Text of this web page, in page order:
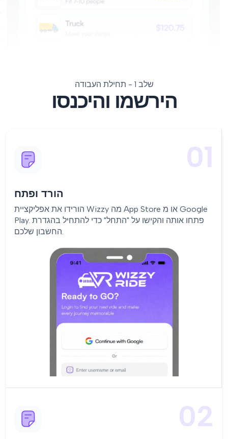
שלב 1 - תחילת העבודה
הירשמו והיכנסו
01
הורד ופתח
הורידו את אפליקציית Wizzy מה App Store או מ Google
Play. פתחו אותה והקישו על "התחל" כדי להתחיל בהגדרת
החשבון שלכם.
02